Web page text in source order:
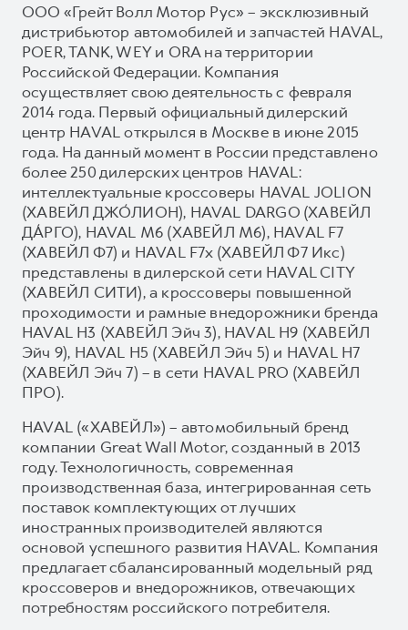
ООО «Грейт Волл Мотор Рус» – эксклюзивный
дистрибьютор автомобилей и запчастей HAVAL,
POER, TANK, WEY и ORA на территории
Российской Федерации. Компания
осуществляет свою деятельность с февраля
2014 года. Первый официальный дилерский
центр HAVAL открылся в Москве в июне 2015
года. На данный момент в России представлено
более 250 дилерских центров HAVAL:
интеллектуальные кроссоверы HAVAL JOLION
(ХАВЕЙЛ ДЖО́ЛИОН), HAVAL DARGO (ХАВЕЙЛ
ДА́РГО), HAVAL М6 (ХАВЕЙЛ M6), HAVAL F7
(ХАВЕЙЛ Ф7) и HAVAL F7x (ХАВЕЙЛ Ф7 Икс)
представлены в дилерской сети HAVAL CITY
(ХАВЕЙЛ СИТИ), а кроссоверы повышенной
проходимости и рамные внедорожники бренда
HAVAL H3 (ХАВЕЙЛ Эйч 3), HAVAL H9 (ХАВЕЙЛ
Эйч 9), HAVAL H5 (ХАВЕЙЛ Эйч 5) и HAVAL H7
(ХАВЕЙЛ Эйч 7) – в сети HAVAL PRO (ХАВЕЙЛ
ПРО).
HAVAL («ХАВЕЙЛ») – автомобильный бренд
компании Great Wall Motor, созданный в 2013
году. Технологичность, современная
производственная база, интегрированная сеть
поставок комплектующих от лучших
иностранных производителей являются
основой успешного развития HAVAL. Компания
предлагает сбалансированный модельный ряд
кроссоверов и внедорожников, отвечающих
потребностям российского потребителя.